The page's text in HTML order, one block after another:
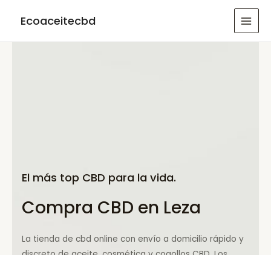
Ecoaceitecbd
El más top CBD para la vida.
Compra CBD en Leza
La tienda de cbd online con envío a domicilio rápido y